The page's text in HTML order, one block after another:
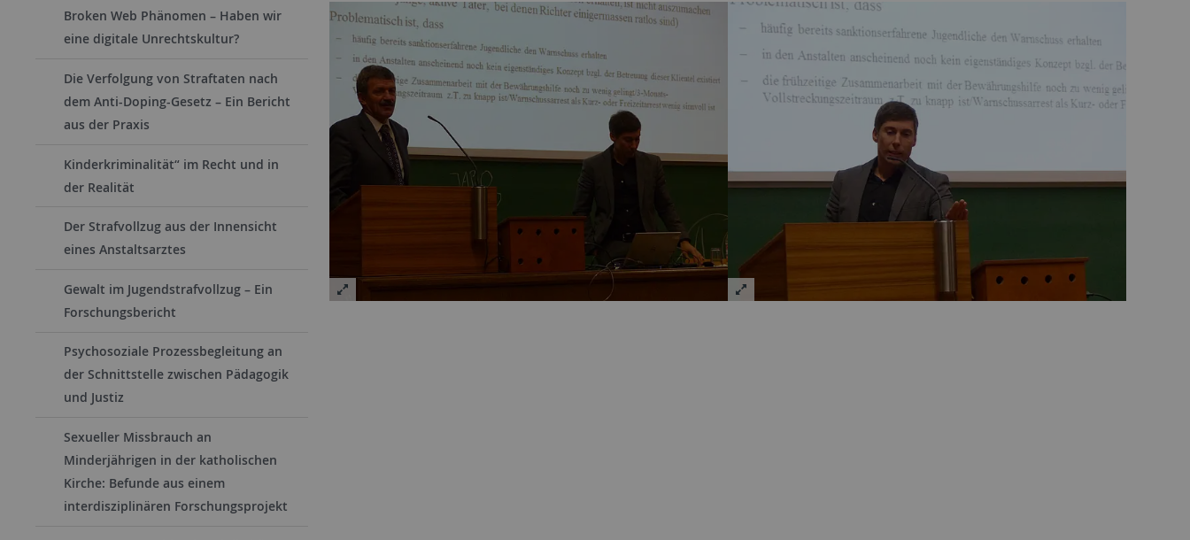
Broken Web Phänomen – Haben wir
eine digitale Unrechtskultur?
Die Verfolgung von Straftaten nach
dem Anti-Doping-Gesetz – Ein Bericht
aus der Praxis
Kinderkriminalität“ im Recht und in
der Realität
Der Strafvollzug aus der Innensicht
eines Anstaltsarztes
Gewalt im Jugendstrafvollzug – Ein
Forschungsbericht
Psychosoziale Prozessbegleitung an
der Schnittstelle zwischen Pädagogik
und Justiz
Sexueller Missbrauch an
Minderjährigen in der katholischen
Kirche: Befunde aus einem
interdisziplinären Forschungsprojekt